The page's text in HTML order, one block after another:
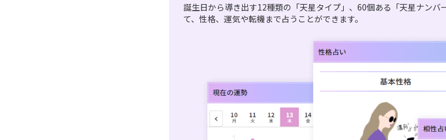
誕生日から導き出す12種類の「天星タイプ」、60個ある「天星ナンバ
て、性格、運気や転機まで占うことができます。